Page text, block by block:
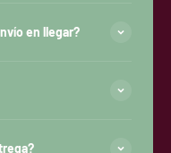
en llegar?